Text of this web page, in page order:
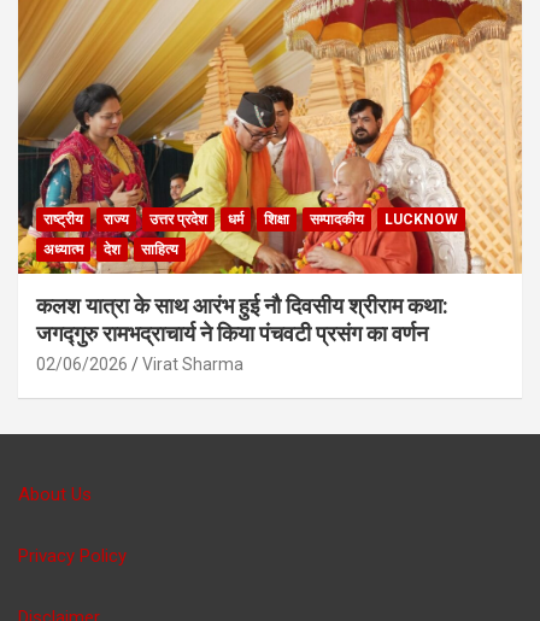
राष्ट्रीय राज्य उत्तर प्रदेश धर्म शिक्षा सम्पादकीय
LUCKNOW
अध्यात्म
देश साहित्य
कलश यात्रा के साथ आरंभ हुई नौ दिवसीय श्रीराम कथा:
जगद्गुरु रामभद्राचार्य ने किया पंचवटी प्रसंग का वर्णन
02/06/2026 Virat Sharma
About Us
Privacy Policy